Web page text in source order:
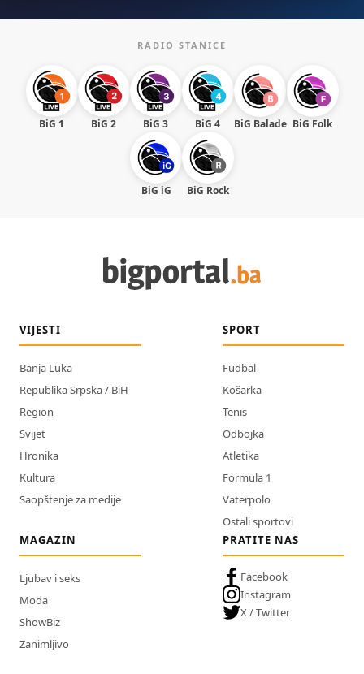
RADIO STANICE
BiG 1 BiG 2 BiG 3 BiG 4 BiG Balade BiG Folk
BiG iG BiG Rock
VIJESTI
Banja Luka
Republika Srpska / BiH
Region
Svijet
Hronika
Kultura
Saopštenje za medije
SPORT
Fudbal
Košarka
Tenis
Odbojka
Atletika
Formula 1
Vaterpolo
Ostali sportovi
MAGAZIN
Ljubav i seks
Moda
ShowBiz
Zanimljivo
PRATITE NAS
Facebook
Instagram
X / Twitter